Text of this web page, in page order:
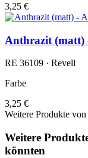
3,25 €
Anthrazit (matt)
RE 36109 · Revell
Farbe
3,25 €
Weitere Produkte
Weitere
könnten